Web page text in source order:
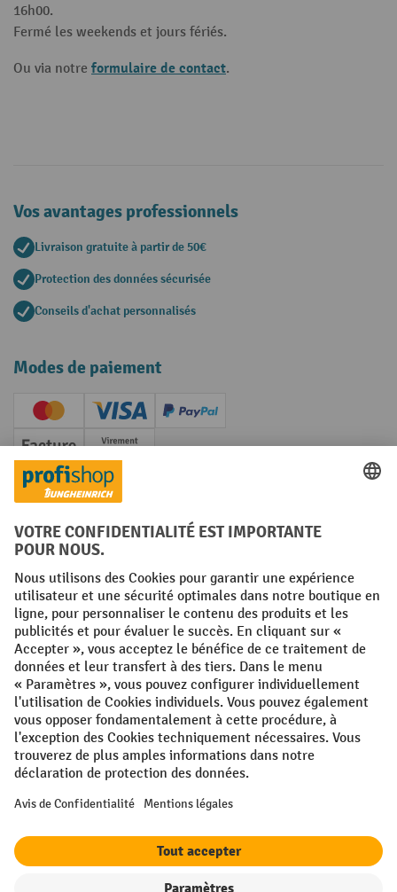
16h00.
Fermé les weekends et jours fériés.
Ou via notre formulaire de contact.
Vos avantages professionnels
Livraison gratuite à partir de 50€
Protection des données sécurisée
Conseils d'achat personnalisés
Modes de paiement
Creditcard (Master)Creditcard (Visa)
PayPal
Réseaux sociaux
Facebook
YouTube
LinkedInInstagram
Conditions générales Mentions légales
Protection des Données Politique de cookies
All prices excl. VAT plusshipping costsand possible delivery charges,
if not stated otherwise.
¹ La remise est valable jusqu'à épuisement des stocks. La remise ne
s'applique pas aux prix spéciaux. Il n'est pas possible de le combiner
avec d'autres réductions en pourcentage ou bons de réduction. | ² Une
réduction unique est offerte lors de la première inscription à la
toute commande d'un montant net minimum de 250 €. Le pourcentage
de remise varie selon la catégorie de produits, pouvant atteindre
jusqu'à 10 %. Les transpalettes électriques, les gerbeurs électriques,